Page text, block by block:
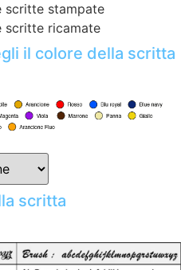
scritte stampate
scritte ricamate
il colore della scritta
scritta